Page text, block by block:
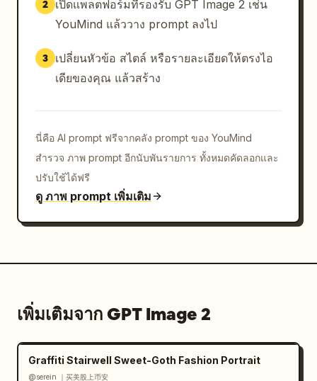
2
เปิดแพลตฟอร์มที่รองรับ GPT Image 2 เช่น
YouMind แล้ววาง prompt ลงไป
3
เปลี่ยนหัวข้อ สไตล์ หรือรายละเอียดให้ตรงไอ
เดียของคุณ แล้วสร้าง
นี่คือ AI prompt ฟรีจากคลัง prompt ของ YouMind
สำรวจ ภาพ prompt อีกนับพันรายการ ทั้งหมดคัดลอกและ
ปรับใช้ได้ฟรี
ดู ภาพ prompt เพิ่มเติม
เพิ่มเติมจาก GPT Image 2
Graffiti Stairwell Sweet-Goth Fashion Portrait
@serein ｜买美股上币安